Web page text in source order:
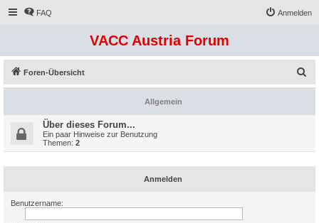
FAQ Anmelden
VACC Austria Forum
Foren-Übersicht
u
Allgemein
Über dieses Forum...
Ein paar Hinweise zur Benutzung
Themen: 2
Anmelden
Benutzername: